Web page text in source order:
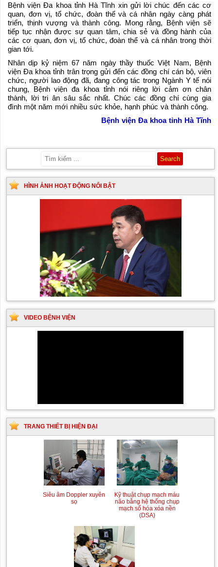
Bệnh viện Đa khoa tỉnh Hà Tĩnh xin gửi lời chúc đến các cơ
quan, đơn vị, tổ chức, đoàn thể và cá nhân ngày càng phát
triển, thịnh vượng và thành công. Mong rằng, Bệnh viện sẽ
tiếp tục nhận được sự quan tâm, chia sẻ và đồng hành của
các cơ quan, đơn vị, tổ chức, đoàn thể và cá nhân trong thời
gian tới.
Nhân dịp kỷ niệm 67 năm ngày thầy thuốc Việt Nam, Bệnh
viện Đa khoa tỉnh trân trọng gửi đến các đồng chí cán bộ, viên
chức, người lao động đã, đang công tác trong Ngành Y tế nói
chung, Bệnh viện đa khoa tỉnh nói riêng lời cảm ơn chân
thành, lời tri ân sâu sắc nhất. Chúc các đồng chí cùng gia
đình một năm mới nhiều sức khỏe, hạnh phúc và thành công.
Bệnh viện Đa khoa tỉnh Hà Tĩnh
HÌNH ẢNH HOẠT ĐỘNG NỔI BẬT
VIDEO BỆNH VIỆN
TRANG THIẾT BỊ HIỆN ĐẠI
Siêu âm Doppler xuyên
sọ
Kỹ thuật chụp mạch máu
não bằng hệ thống chụp
mạch số hóa xóa nền
(DSA)